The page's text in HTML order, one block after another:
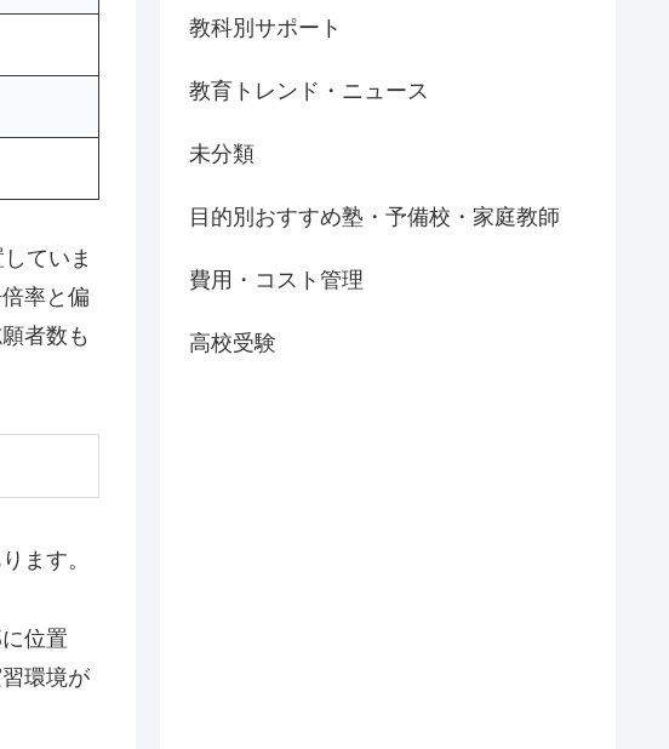
ていま
率と偏
者数も
ます。
位置
環境が
教科別サポート
教育トレンド・ニュース
未分類
目的別おすすめ塾・予備校・家庭教師
費用・コスト管理
高校受験